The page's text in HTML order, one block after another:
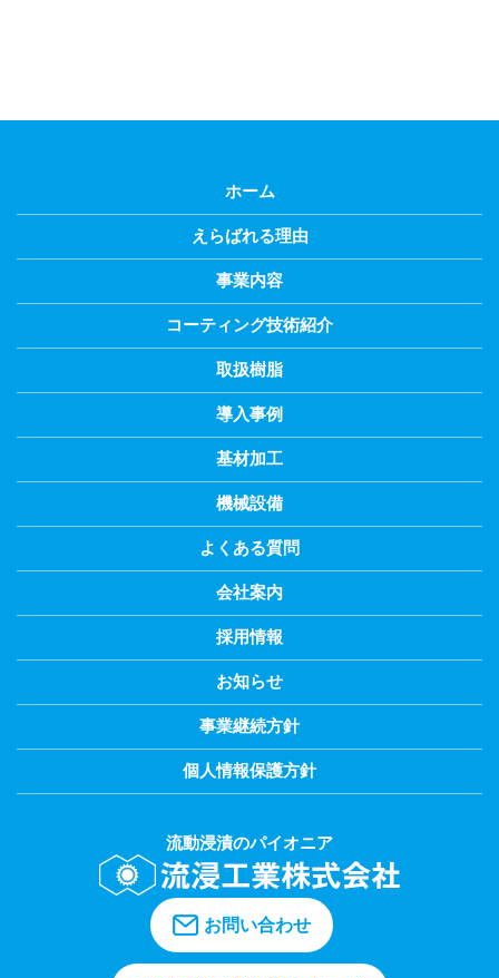
ホーム
えらばれる理由
事業内容
コーティング技術紹介
取扱樹脂
導入事例
基材加工
機械設備
よくある質問
会社案内
採用情報
お知らせ
事業継続方針
個人情報保護方針
流動浸漬のパイオニア
お問い合わせ